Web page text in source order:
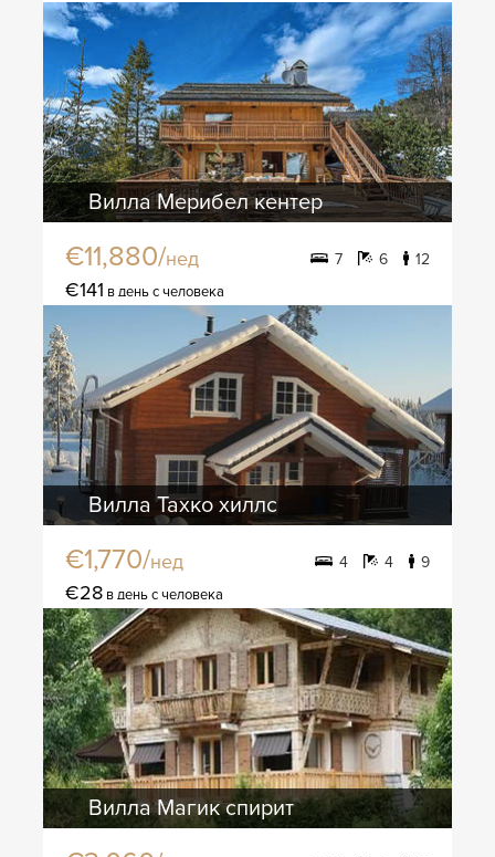
Вилла Мерибел кентер
€11,880/нед 7 6 12
€141 в день с человека
Вилла Тахко хиллс
€1,770/нед 4 4 9
€28 в день с человека
Вилла Магик спирит